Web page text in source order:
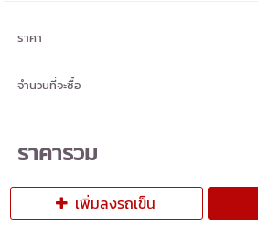
ราคา
จำนวนที่จะซื้อ
ราคารวม
เพิ่มลงรถเข็น